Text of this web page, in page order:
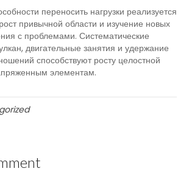
переносить нагрузки реализуется
привычной области и изучение новых
с проблемами. Систематические
двигательные занятия и удержание
способствуют росту целостной
элементам.